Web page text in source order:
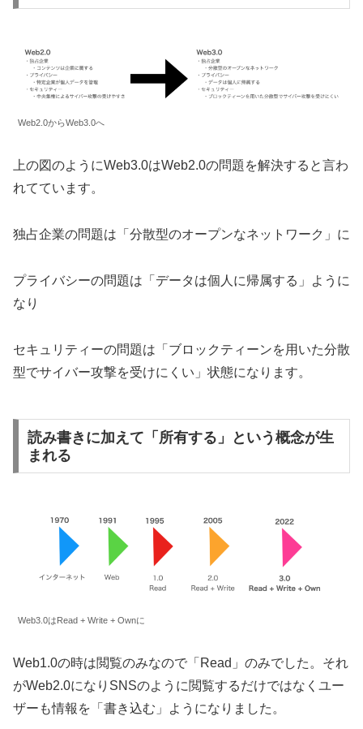
Web2.0からWeb3.0へ
上の図のようにWeb3.0はWeb2.0の問題を解決すると言わ
れてています。
独占企業の問題は「分散型のオープンなネットワーク」に
プライバシーの問題は「データは個人に帰属する」ように
なり
セキュリティーの問題は「ブロックティーンを用いた分散
型でサイバー攻撃を受けにくい」状態になります。
読み書きに加えて「所有する」という概念が生
まれる
Web3.0はRead + Write + Ownに
Web1.0の時は閲覧のみなので「Read」のみでした。それ
がWeb2.0になりSNSのように閲覧するだけではなくユー
ザーも情報を「書き込む」ようになりました。